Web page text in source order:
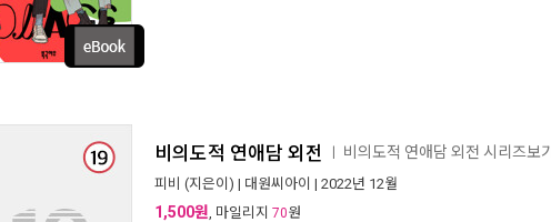
비의도적 연애담 외전 비의도적 연애담 외전 시리즈보기
피비 (지은이) | 대원씨아이 | 2022년 12월
1,500원, 마일리지 70원